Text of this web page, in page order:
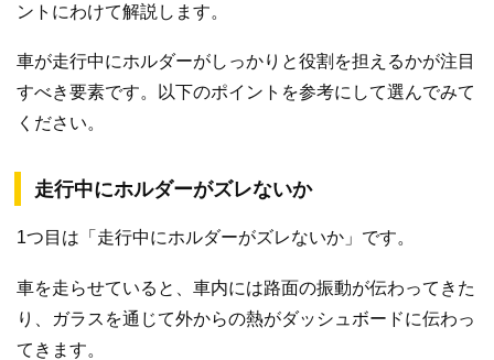
ントにわけて解説します。
車が走行中にホルダーがしっかりと役割を担えるかが注目
すべき要素です。以下のポイントを参考にして選んでみて
ください。
走行中にホルダーがズレないか
1つ目は「走行中にホルダーがズレないか」です。
車を走らせていると、車内には路面の振動が伝わってきた
り、ガラスを通じて外からの熱がダッシュボードに伝わっ
てきます。